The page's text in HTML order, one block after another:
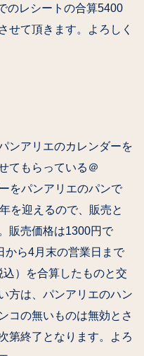
のレシートの合算5400
せて頂きます。よろしく
ンアリエのカレンダーを
てもらっている＠
をパンアリエのパンで
を迎えるので、販売と
販売価格は1300円で
から4月末の営業日まで
）を合算したものと交
方は、パンアリエのハン
コの無いものは無効とさ
第終了となります。よろ